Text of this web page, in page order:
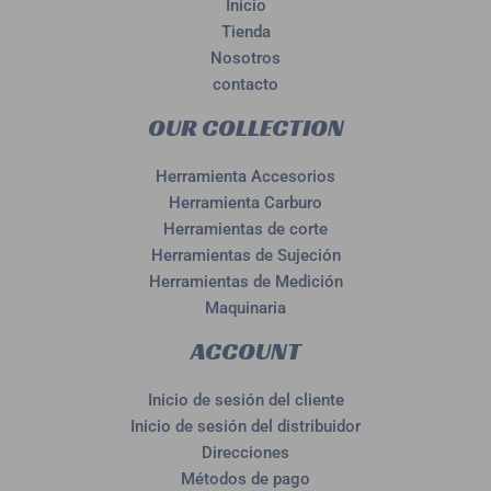
Inicio
Tienda
Nosotros
contacto
OUR COLLECTION
Herramienta Accesorios
Herramienta Carburo
Herramientas de corte
Herramientas de Sujeción
Herramientas de Medición
Maquinaria
ACCOUNT
Inicio de sesión del cliente
Inicio de sesión del distribuidor
Direcciones
Métodos de pago